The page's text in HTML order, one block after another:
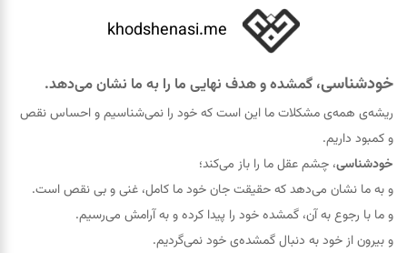
khodshenasi.me
خودشناسی، گمشده و هدف نهایی ما را به ما نشان می‌دهد.
ریشه‌ی همه‌ی مشکلات ما این است که خود را نمی‌شناسیم و احساس نقص
و کمبود داریم.
خودشناسی، چشم عقل ما را باز می‌کند؛
و به ما نشان می‌دهد که حقيقت جان خود ما کامل، غنی و بی نقص است.
و ما با رجوع به آن، گمشده خود را پيدا کرده و به آرامش می‌رسیم.
و بیرون از خود به دنبال گمشده‌ی خود نمی‌گردیم.